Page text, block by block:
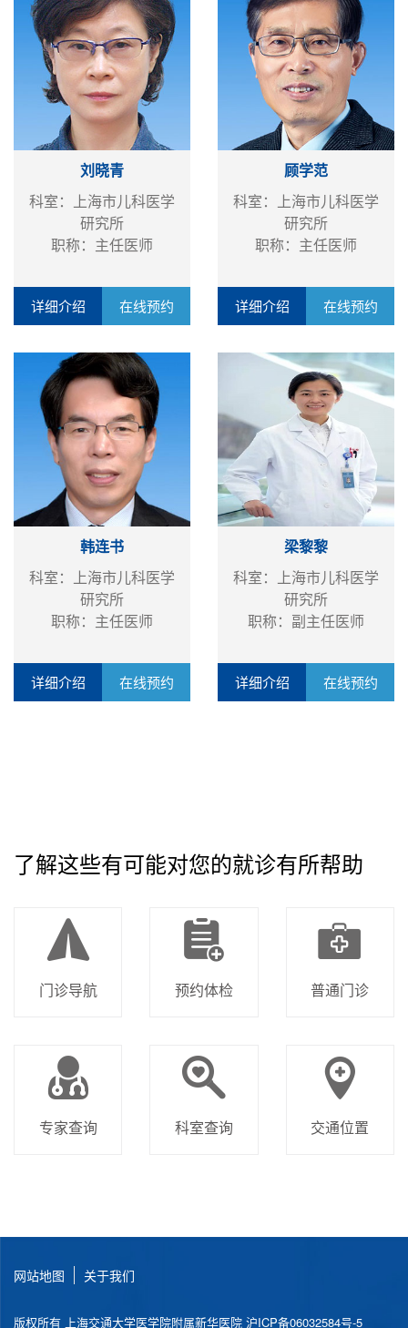
刘晓青
科室：上海市儿科医学
研究所
职称：主任医师
详细介绍 在线预约
顾学范
科室：上海市儿科医学
研究所
职称：主任医师
详细介绍 在线预约
韩连书
科室：上海市儿科医学
研究所
职称：主任医师
详细介绍 在线预约
梁黎黎
科室：上海市儿科医学
研究所
职称：副主任医师
详细介绍 在线预约
了解这些有可能对您的就诊有所帮助
门诊导航 预约体检 普通门诊
专家查询 科室查询 交通位置
网站地图 关于我们
版权所有 上海交通大学医学院附属新华医院 沪ICP备06032584号-5